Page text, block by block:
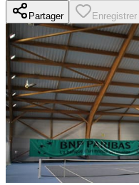
Partager Enregistrer